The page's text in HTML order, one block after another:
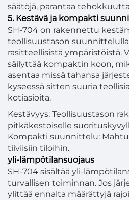
säätöjä, parantaa
5. Kestävä ja kompakti
SH-704 on rakennettu
teollisuustason
rasitteellisistä ympäristöistä.
säilyttää kompaktin koon,
asentaa missä tahansa
kyseessä sitten suuria
kotiasioita.
Kestävyys: Teollisuustason
pitkäkestoiselle
Kompakti suunnittelu:
tiiviisiin tiloihin.
yli-lämpötilansuojaus
SH-704 sisältää yli-
turvallisen toiminnan. Jos
ylittää ennalta määrättyjä